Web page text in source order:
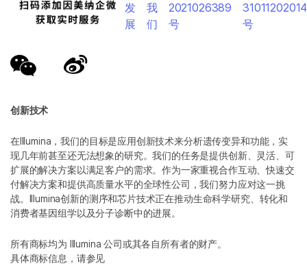
创新技术
在Illumina，我们的目标是应用创新技术来分析遗传变异和功能，实
现几年前甚至还无法想象的研究。我们的任务是提供创新、灵活、可
扩展的解决方案以满足客户的需求。作为一家重视合作互动、快速交
付解决方案和提供高质量水平的全球性公司，我们努力应对这一挑
战。Illumina创新的测序和芯片技术正在推动生命科学研究、转化和
消费者基因组学以及分子诊断中的进展。
所有商标均为 Illumina 公司或其各自所有者的财产。
具体商标信息，请参见
发
展
我
们
2021026389
号
号